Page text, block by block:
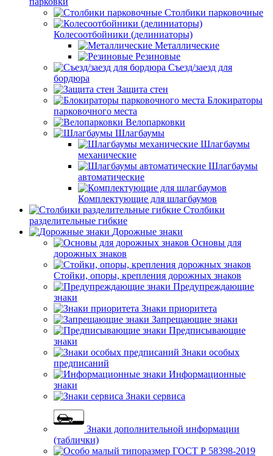
Столбики парковочные
Колесоотбойники (делиниаторы)
Металлические
Резиновые
Съезд/заезд для
бордюра
Защита стен
Блокираторы
парковочного места
Велопарковки
Шлагбаумы
Шлагбаумы
механические
Шлагбаумы
автоматические
Комплектующие для шлагбаумов
Столбики
разделительные гибкие
Дорожные знаки
Основы для
дорожных знаков
Стойки, опоры, крепления дорожных знаков
Предупреждающие
знаки
Знаки приоритета
Запрещающие знаки
Предписывающие
знаки
Знаки особых
предписаний
Информационные
знаки
Знаки сервиса
Знаки дополнительной информации
(таблички)